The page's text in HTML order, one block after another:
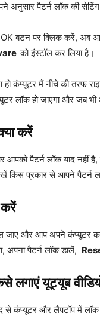
अनुसार पैटर्न लॉक की
OK बटन पर क्लिक करें, अब
को इंस्टॉल कर लिया है।
कंप्यूटर मैं नीचे की तरफ
लॉक हो जाएगा और जब
करें
पैटर्न लॉक याद नहीं
किस प्रकार से आपने
जाए और आप अपने कंप्यूटर
अपना पैटर्न लॉक डालें,
लगाएं यूट्यूब
से कंप्यूटर और लैपटॉप में लॉक